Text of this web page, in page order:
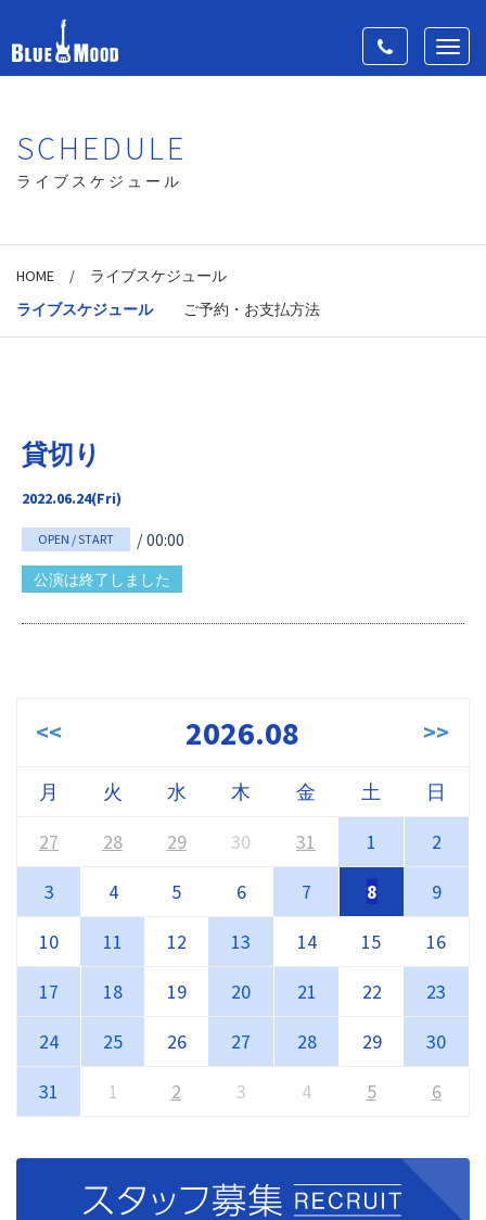
Toggle
navigation
SCHEDULE
ライブスケジュール
HOME /
ライブスケジュール
ライブスケジュール
ご予約・お支払方法
貸切り
2022.06.24(Fri)
OPEN / START / 00:00
公演は終了しました
<< 2026.08 >>
月 火 水 木 金 土
日
27
28 29 30 31 1
2
3
4 5 6 7 8
9
10
11 12 13 14 15
16
17
18 19 20 21 22
23
24
25 26 27 28 29
30
31
1 2 3 4 5 6